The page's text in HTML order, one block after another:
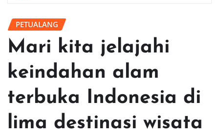
PETUALANG
Mari kita jelajahi
keindahan alam
terbuka Indonesia di
lima destinasi wisata